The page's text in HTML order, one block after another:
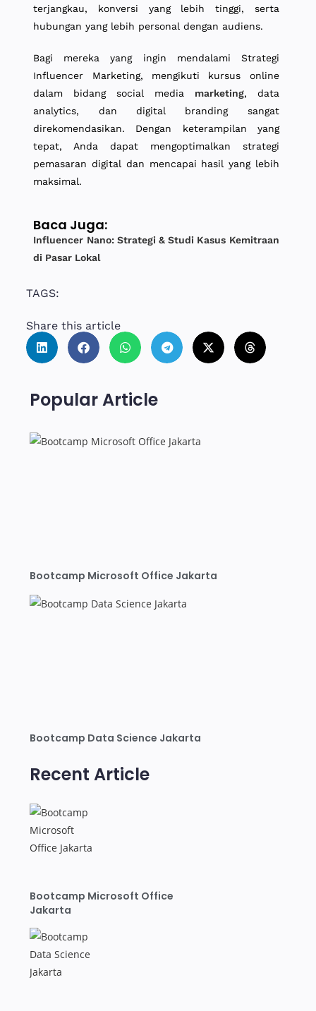
terjangkau, konversi yang lebih tinggi, serta
hubungan yang lebih personal dengan audiens.
Bagi mereka yang ingin mendalami Strategi
Influencer Marketing, mengikuti kursus online
dalam bidang social media marketing, data
analytics, dan digital branding sangat
direkomendasikan. Dengan keterampilan yang
tepat, Anda dapat mengoptimalkan strategi
pemasaran digital dan mencapai hasil yang lebih
maksimal.
Baca Juga:
Influencer Nano: Strategi & Studi Kasus Kemitraan
di Pasar Lokal
TAGS:
Share this article
Popular Article
Bootcamp Microsoft Office Jakarta
Bootcamp Data Science Jakarta
Recent Article
Bootcamp Microsoft Office
Jakarta